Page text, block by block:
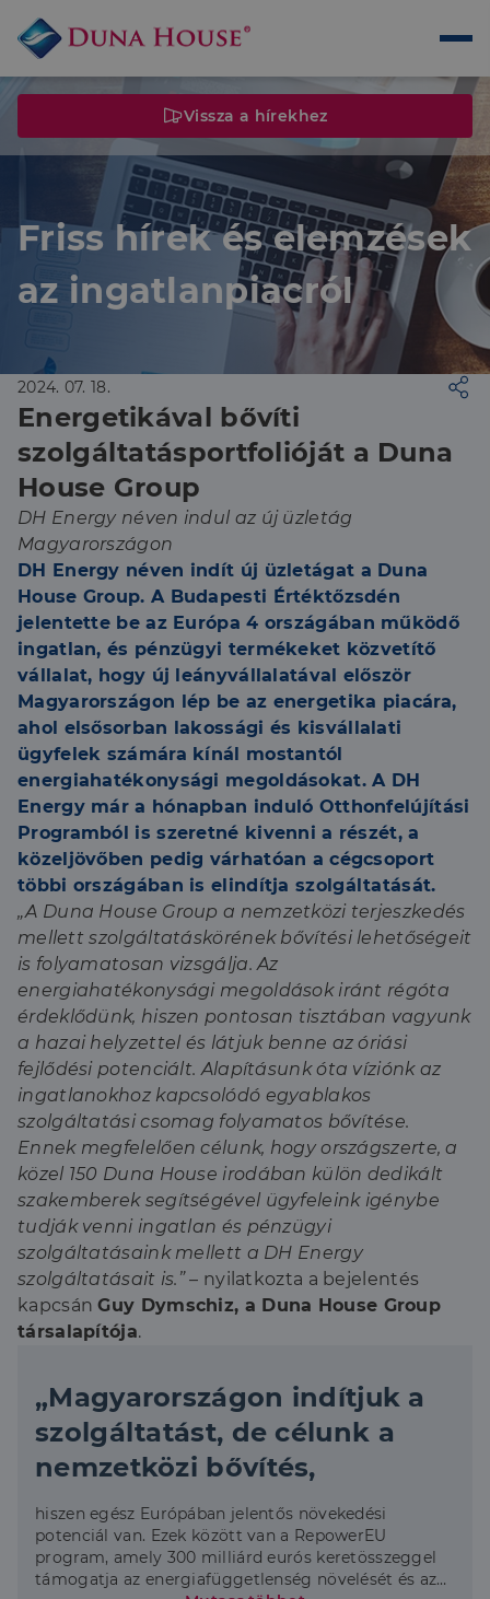
Vissza a hírekhez
Friss hírek és elemzések
az ingatlanpiacról
2024. 07. 18.
Energetikával bővíti
szolgáltatásportfolióját a Duna
House Group
DH Energy néven indul az új üzletág
Magyarországon
DH Energy néven indít új üzletágat a Duna
House Group. A Budapesti Értéktőzsdén
jelentette be az Európa 4 országában működő
ingatlan, és pénzügyi termékeket közvetítő
vállalat, hogy új leányvállalatával először
Magyarországon lép be az energetika piacára,
ahol elsősorban lakossági és kisvállalati
ügyfelek számára kínál mostantól
energiahatékonysági megoldásokat. A DH
Energy már a hónapban induló Otthonfelújítási
Programból is szeretné kivenni a részét, a
közeljövőben pedig várhatóan a cégcsoport
többi országában is elindítja szolgáltatását.
„A Duna House Group a nemzetközi terjeszkedés
mellett szolgáltatáskörének bővítési lehetőségeit
is folyamatosan vizsgálja. Az
energiahatékonysági megoldások iránt régóta
érdeklődünk, hiszen pontosan tisztában vagyunk
a hazai helyzettel és látjuk benne az óriási
fejlődési potenciált. Alapításunk óta víziónk az
ingatlanokhoz kapcsolódó egyablakos
szolgáltatási csomag folyamatos bővítése.
Ennek megfelelően célunk, hogy országszerte, a
közel 150 Duna House irodában külön dedikált
szakemberek segítségével ügyfeleink igénybe
tudják venni ingatlan és pénzügyi
szolgáltatásaink mellett a DH Energy
szolgáltatásait is.”– nyilatkozta a bejelentés
kapcsánGuy Dymschiz, a Duna House Group
társalapítója.
„Magyarországon indítjuk a
szolgáltatást, de célunk a
nemzetközi bővítés,
hiszen egész Európában jelentős növekedési
potenciál van. Ezek között van a RepowerEU
program, amely 300 milliárd eurós keretösszeggel
támogatja az energiafüggetlenség növelését és az